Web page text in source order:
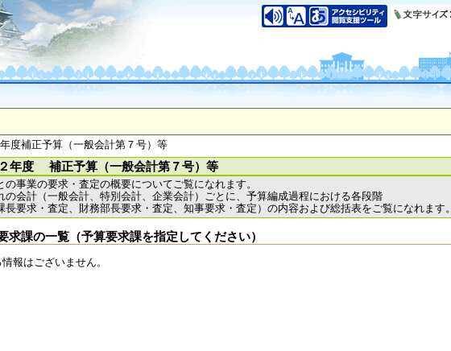
度補正予算（一般会計第７号）等
年度 補正予算（一般会計第７号）等
の事業の要求・査定の概要についてご覧になれます。
の会計（一般会計、特別会計、企業会計）ごとに、予算編成過程における各段階
長要求・査定、財務部長要求・査定、知事要求・査定）の内容および総括表をご覧になれます。
求課の一覧（予算要求課を指定してください）
報はございません。
について
央区大手前2丁目
（代表電話）06-6941-0351
之江区南港北1-14-16
（代表電話）06-6941-0351
Prefecture,All rights reserved.